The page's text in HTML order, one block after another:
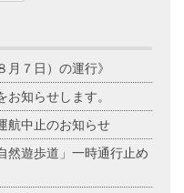
月７日）の運行》
お知らせします。
航中止のお知らせ
然遊歩道」一時通行止め